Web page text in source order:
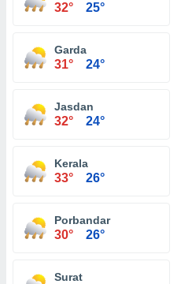
32° 25°
Garda
31° 24°
Jasdan
32° 24°
Kerala
33° 26°
Porbandar
30° 26°
Surat